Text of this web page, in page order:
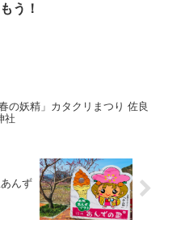
う！
の妖精」カタクリまつり 佐良
社
んず